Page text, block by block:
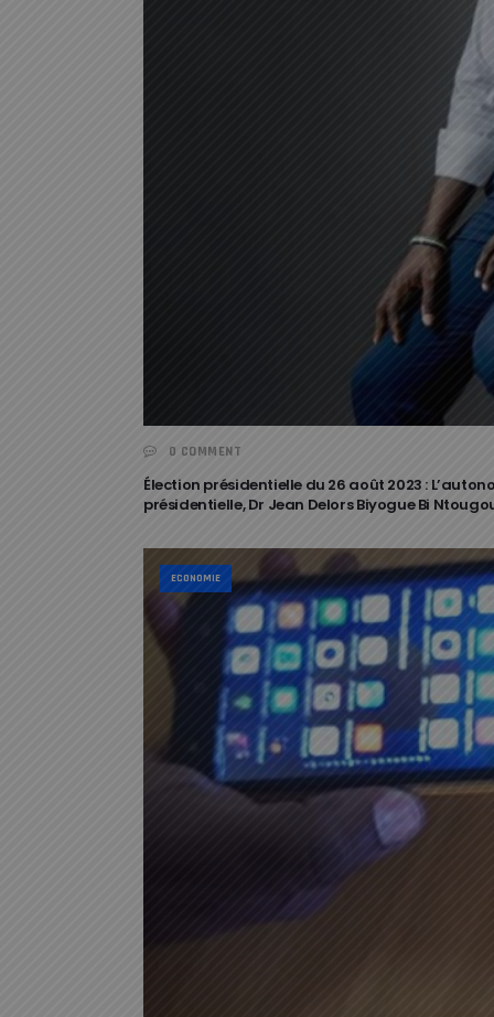
0 COMMENT
Élection présidentielle du 26 août 2023 :
présidentielle, Dr Jean Delors Biyogue Bi
ECONOMIE